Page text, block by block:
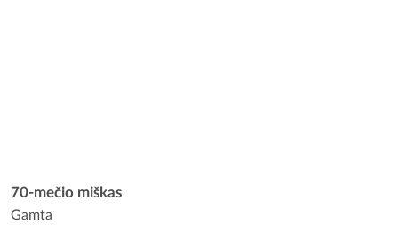
70-mečio miškas
Gamta